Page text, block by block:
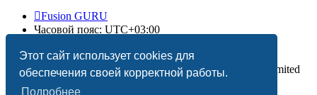
Этот сайт использует cookies для
обеспечения своей корректной работы.
Подробнее
Fusion GURU
Часовой пояс: UTC+03:00
Создано на основеphpBB® Forum Software © phpBB Limited